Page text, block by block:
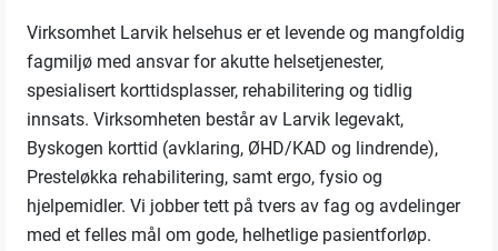
Virksomhet Larvik helsehus er et levende og mangfoldig
fagmiljø med ansvar for akutte helsetjenester,
spesialisert korttidsplasser, rehabilitering og tidlig
innsats. Virksomheten består av Larvik legevakt,
Byskogen korttid (avklaring, ØHD/KAD og lindrende),
Presteløkka rehabilitering, samt ergo, fysio og
hjelpemidler. Vi jobber tett på tvers av fag og avdelinger
med et felles mål om gode, helhetlige pasientforløp.